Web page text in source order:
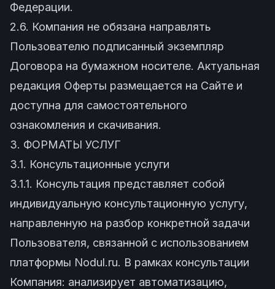
Федерации.
2.6. Компания не обязана направлять
Пользователю подписанный экземпляр
Договора на бумажном носителе. Актуальная
редакция Оферты размещается на Сайте и
доступна для самостоятельного
ознакомления и скачивания.
3. ФОРМАТЫ УСЛУГ
3.1. Консультационные услуги
3.1.1. Консультация представляет собой
индивидуальную консультационную услугу,
направленную на разбор конкретной задачи
Пользователя, связанной с использованием
платформы Nodul.ru. В рамках консультации
Компания: анализирует автоматизацию,